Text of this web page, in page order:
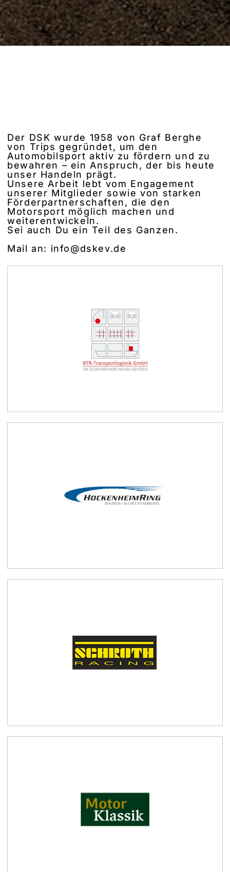
Der DSK wurde 1958 von Graf Berghe
von Trips gegründet, um den
Automobilsport aktiv zu fördern und zu
bewahren – ein Anspruch, der bis heute
unser Handeln prägt.
Unsere Arbeit lebt vom Engagement
unserer Mitglieder sowie von starken
Förderpartnerschaften, die den
Motorsport möglich machen und
weiterentwickeln.
Sei auch Du ein Teil des Ganzen.
Mail an: info@dskev.de